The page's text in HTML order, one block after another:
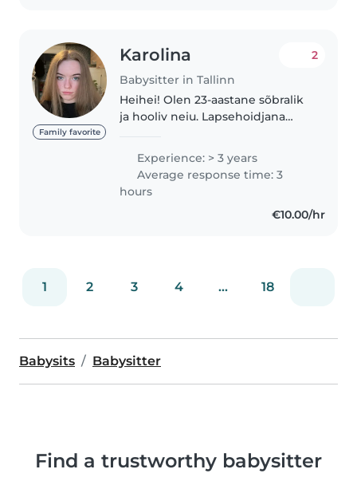
Family favorite
Karolina
Babysitter in Tallinn
2
Heihei! Olen 23-aastane sõbralik
ja hooliv neiu. Lapsehoidjana
meeldib väljas möllata, samuti ka
toas erinevaid mänge mängida
või joonistada/lugeda..
Experience: > 3 years
Average response time: 3
hours
€10.00/hr
1 2 3 4 ... 18
Babysits Babysitter
Find a trustworthy babysitter